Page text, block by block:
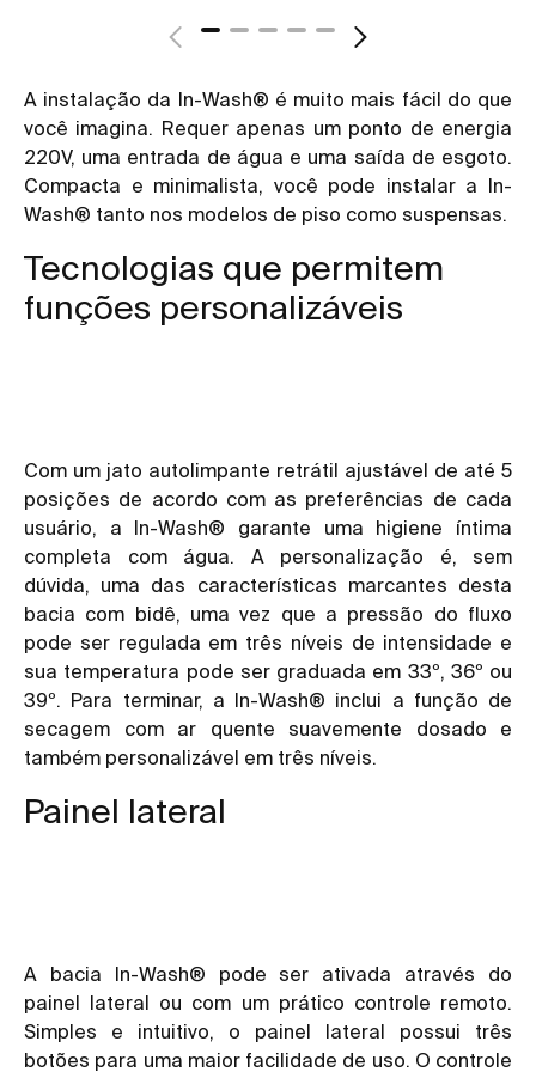
A instalação da In-Wash® é muito mais fácil do que
você imagina. Requer apenas um ponto de energia
220V, uma entrada de água e uma saída de esgoto.
Compacta e minimalista, você pode instalar a In-
Wash® tanto nos modelos de piso como suspensas.
Tecnologias que permitem
funções personalizáveis
Com um jato autolimpante retrátil ajustável de até 5
posições de acordo com as preferências de cada
usuário, a In-Wash® garante uma higiene íntima
completa com água. A personalização é, sem
dúvida, uma das características marcantes desta
bacia com bidê, uma vez que a pressão do fluxo
pode ser regulada em três níveis de intensidade e
sua temperatura pode ser graduada em 33º, 36º ou
39º. Para terminar, a In-Wash® inclui a função de
secagem com ar quente suavemente dosado e
também personalizável em três níveis.
Painel lateral
A bacia In-Wash® pode ser ativada através do
painel lateral ou com um prático controle remoto.
Simples e intuitivo, o painel lateral possui três
botões para uma maior facilidade de uso. O controle